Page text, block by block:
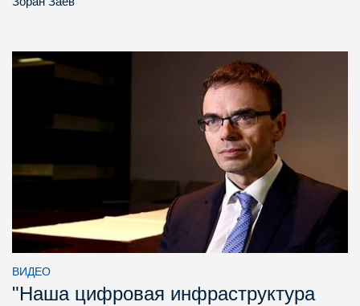
ВИДЕО
"Наша цифровая инфраструктура